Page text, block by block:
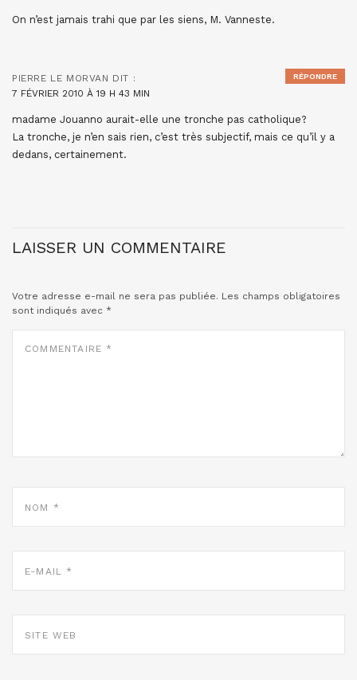
On n’est jamais trahi que par les siens, M. Vanneste.
PIERRE LE MORVAN DIT :
7 FÉVRIER 2010 À 19 H 43 MIN
madame Jouanno aurait-elle une tronche pas catholique?
La tronche, je n’en sais rien, c’est très subjectif, mais ce qu’il y a
dedans, certainement.
RÉPONDRE
LAISSER UN COMMENTAIRE
Votre adresse e-mail ne sera pas publiée. Les champs obligatoires
sont indiqués avec *
MAIL
WEB